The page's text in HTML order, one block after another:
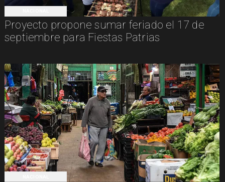
Proyecto propone sumar feriado el 17 de
septiembre para Fiestas Patrias